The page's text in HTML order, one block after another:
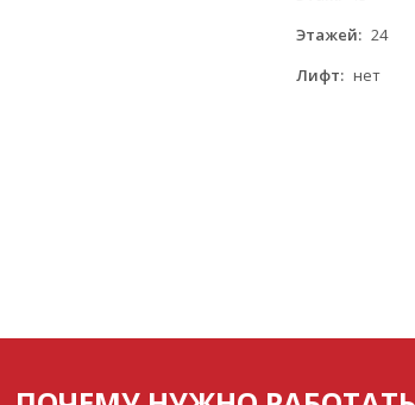
Этажей: 24
Лифт: нет